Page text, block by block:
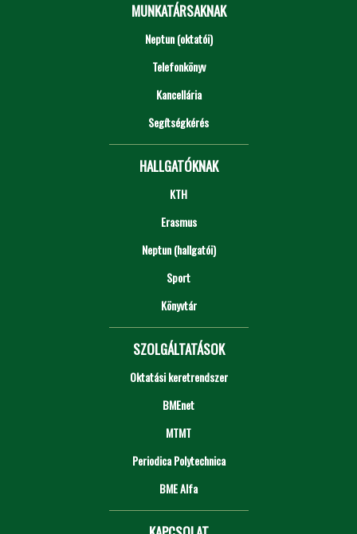
MUNKATÁRSAKNAK
Neptun (oktatói)
Telefonkönyv
Kancellária
Segítségkérés
HALLGATÓKNAK
KTH
Erasmus
Neptun (hallgatói)
Sport
Könyvtár
SZOLGÁLTATÁSOK
Oktatási keretrendszer
BMEnet
MTMT
Periodica Polytechnica
BME Alfa